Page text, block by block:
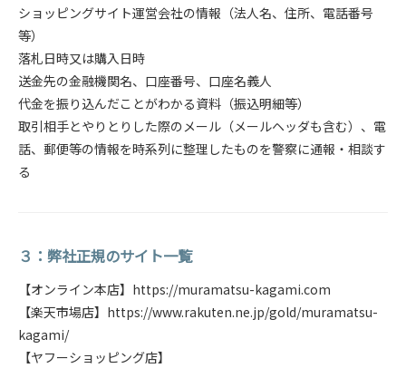
ショッピングサイト運営会社の情報（法人名、住所、電話番号
等）
落札日時又は購入日時
送金先の金融機関名、口座番号、口座名義人
代金を振り込んだことがわかる資料（振込明細等）
取引相手とやりとりした際のメール（メールヘッダも含む）、電
話、郵便等の情報を時系列に整理したものを警察に通報・相談す
る
３：弊社正規のサイト一覧
【オンライン本店】https://muramatsu-kagami.com
【楽天市場店】https://www.rakuten.ne.jp/gold/muramatsu-
kagami/
【ヤフーショッピング店】